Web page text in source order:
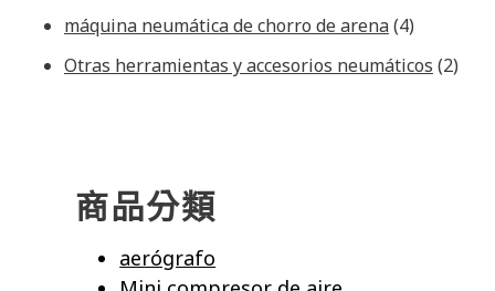
máquina neumática de chorro de arena(4)
Otras herramientas y accesorios neumáticos (2)
商品分類
aerógrafo